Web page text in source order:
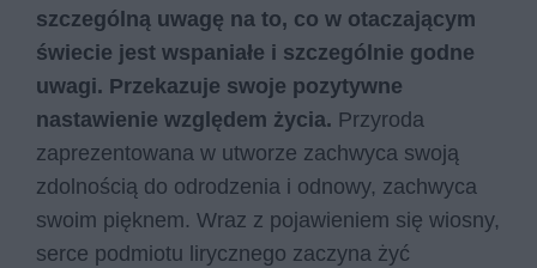
szczególną uwagę na to, co w otaczającym
świecie jest wspaniałe i szczególnie godne
uwagi. Przekazuje swoje pozytywne
nastawienie względem życia. Przyroda
zaprezentowana w utworze zachwyca swoją
zdolnością do odrodzenia i odnowy, zachwyca
swoim pięknem. Wraz z pojawieniem się wiosny,
serce podmiotu lirycznego zaczyna żyć